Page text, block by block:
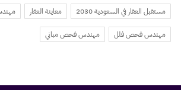
مستقبل العقار في السعودية 2030 معاينة العقار
مهندس فحص فلل مهندس فحص مباني